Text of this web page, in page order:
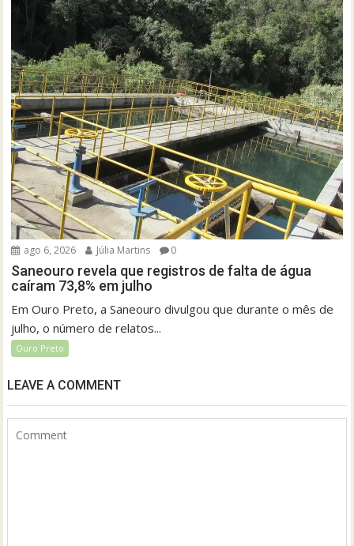
ago 6, 2026 Júlia Martins 0
Saneouro revela que registros de falta de água
caíram 73,8% em julho
Em Ouro Preto, a Saneouro divulgou que durante o mês de
julho, o número de relatos...
Ouro Preto
LEAVE A COMMENT